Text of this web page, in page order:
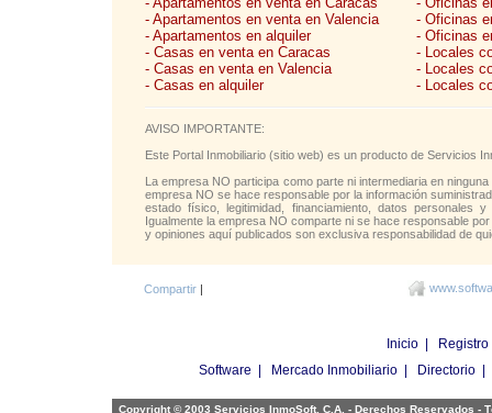
- Apartamentos en venta en Valencia
- Apartamentos en alquiler
- Casas en venta en Caracas
- Casas en venta en Valencia
- Casas en alquiler
- Oficinas
- Oficinas
- Locales
- Locales
- Locales
AVISO IMPORTANTE:
Este Portal Inmobiliario (sitio web) es un producto de Servicios
La empresa NO participa como parte ni intermediaria en
empresa NO se hace responsable por la información
estado físico, legitimidad, financiamiento, datos personales
Igualmente la empresa NO comparte ni se hace responsable
y opiniones aquí publicados son exclusiva responsabilidad de
Compartir |
Inicio Registro
Software
Mercado Inmobiliario Directorio
Copyright © 2003 Servicios InmoSoft, C.A. - Derechos Reservados -